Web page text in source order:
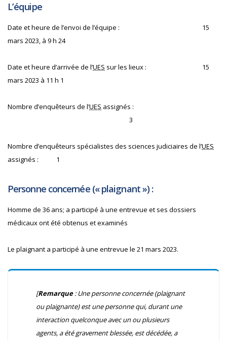
L’équipe
Date et heure de l’envoi de l’équipe :
15
mars 2023, à 9 h 24
Date et heure d’arrivée de l’UES sur les lieux :
15
mars 2023 à 11 h 1
Nombre d’enquêteurs de l’UES assignés :
3
Nombre d’enquêteurs spécialistes des sciences judiciaires de l’UES
assignés :
1
Personne concernée (« plaignant ») :
Homme de 36 ans; a participé à une entrevue et ses dossiers
médicaux ont été obtenus et examinés
Le plaignant a participé à une entrevue le 21 mars 2023.
[Remarque: Une personne concernée (plaignant
ou plaignante) est une personne qui, durant une
interaction quelconque avec un ou plusieurs
agents, a été gravement blessée, est décédée, a